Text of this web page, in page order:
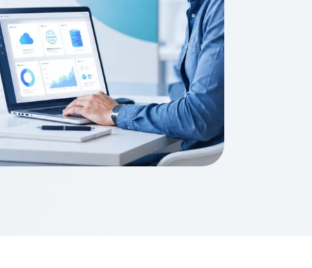
Service erstellt Ihre Website Mehr Kunden über Instagram &
Online Complete
Dein Unternehmen überall zu